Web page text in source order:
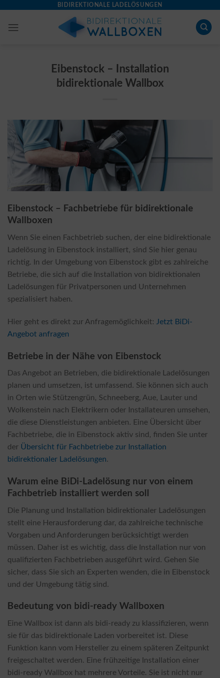
content
BIDIREKTIONALE LADELÖSUNGEN
Eibenstock – Installation
bidirektionale Wallbox
Eibenstock – Fachbetriebe für bidirektionale
Wallboxen
Wenn Sie einen Fachbetrieb suchen, der eine bidirektionale
Ladelösung in Eibenstock installiert, sind Sie hier genau
richtig. In der Umgebung von Eibenstock gibt es zahlreiche
Betriebe, die sich auf die Installation von bidirektionalen
Ladelösungen für Privatpersonen und Unternehmen
spezialisiert haben.
Hier geht es direkt zur Anfragemöglichkeit: Jetzt BiDi-
Angebot anfragen
Betriebe in der Nähe von Eibenstock
Das Angebot an Betrieben, die bidirektionale Ladelösungen
planen und umsetzen, ist umfassend. Sie können sich auch
in Orten wie Stützengrün, Schneeberg, Aue, Lauter und
Wolkenstein nach Elektrikern oder Installateuren umsehen,
die diese Dienstleistungen anbieten. Eine Übersicht über
Fachbetriebe, die in Eibenstock aktiv sind, finden Sie unter
der Übersicht für Fachbetriebe zur Installation
bidirektionaler Ladelösungen.
Warum eine BiDi-Ladelösung nur von einem
Fachbetrieb installiert werden soll
Die Planung und Installation bidirektionaler Ladelösungen
stellt eine Herausforderung dar, da zahlreiche technische
Vorgaben und Anforderungen berücksichtigt werden
müssen. Daher ist es wichtig, dass die Installation nur von
qualifizierten Fachbetrieben ausgeführt wird. Gehen Sie
sicher, dass Sie sich an Experten wenden, die in Eibenstock
und der Umgebung tätig sind.
Bedeutung von bidi-ready Wallboxen
Eine Wallbox ist dann als bidi-ready zu klassifizieren, wenn
sie für das bidirektionale Laden vorbereitet ist. Diese
Funktion kann vom Hersteller zu einem späteren Zeitpunkt
freigeschaltet werden. Eine frühzeitige Installation einer
bidi-ready Wallbox hat mehrere Vorteile. Sie ist nicht nur